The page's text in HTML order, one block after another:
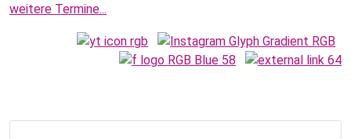
weitere Termine...